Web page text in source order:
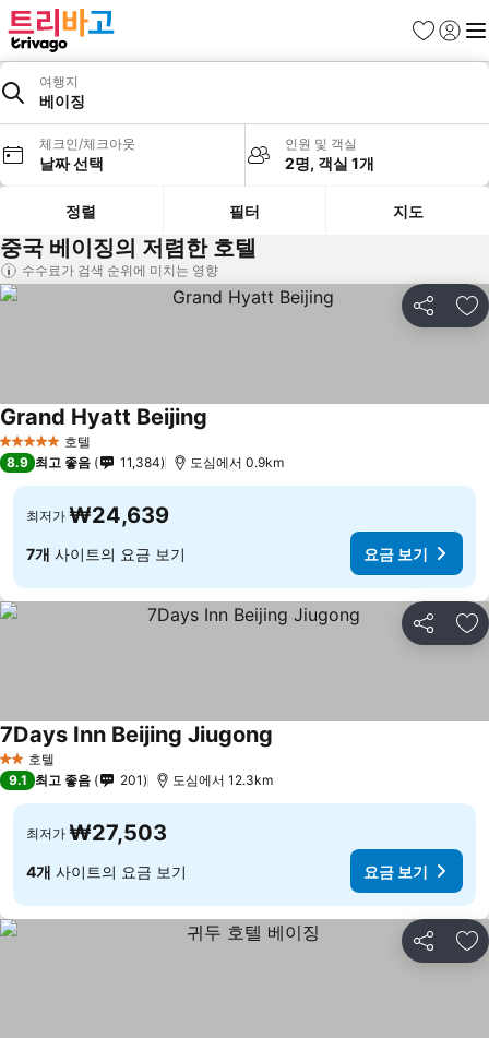
즐겨찾기
로그인
메
여행지
베이징
체크인/체크아웃
날짜 선택
인원 및 객실
2명, 객실 1개
정렬 필터 지도
중국 베이징의 저렴한 호텔
수수료가 검색 순위에 미치는 영향
공유 즐
5 성급 호텔
Grand Hyatt Beijing
8.9 최고 좋음 11,384 도심에서 0.9km
최저가 ₩24,639
7개 사이트의 요금 보기 요금 보기
공유 즐
2 성급호텔
7Days Inn Beijing Jiugong
9.1 최고 좋음 201 도심에서 12.3km
최저가 ₩27,503
4개 사이트의 요금 보기 요금 보기
공유 즐